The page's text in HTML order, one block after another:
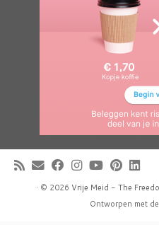
· © 2026 Vrije Meid - The
Ontworpen met de